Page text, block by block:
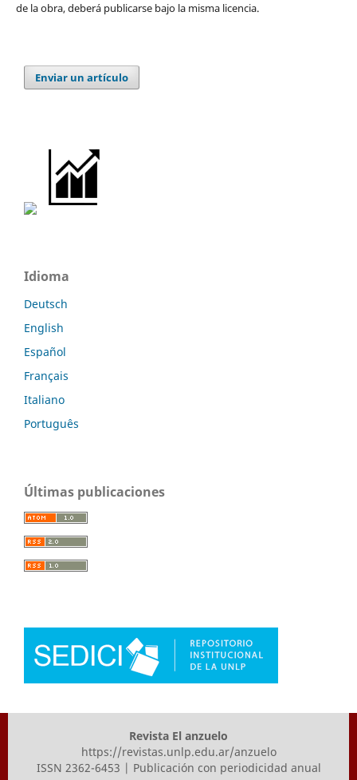
de la obra, deberá publicarse bajo la misma licencia.
Enviar un artículo
Idioma
Deutsch
English
Español
Français
Italiano
Português
Últimas publicaciones
Revista El anzuelo
https://revistas.unlp.edu.ar/anzuelo
ISSN 2362-6453 | Publicación con periodicidad anual